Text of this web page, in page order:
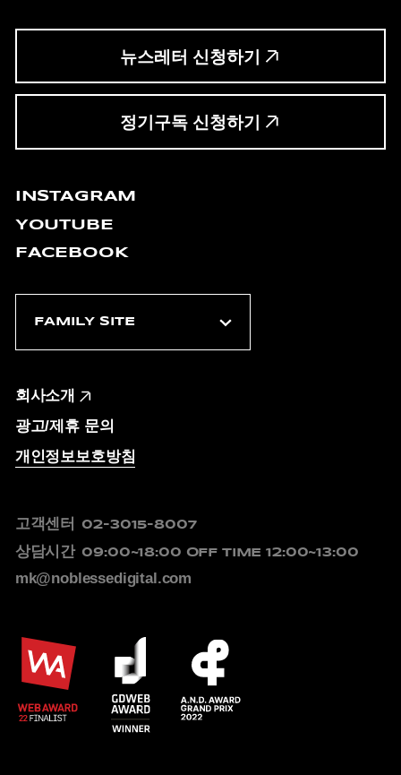
뉴스레터 신청하기
정기구독 신청하기
INSTAGRAM
YOUTUBE
FACEBOOK
회사소개
광고/제휴 문의
개인정보보호방침
고객센터 02-3015-8007
상담시간 09:00~18:00 OFF TIME 12:00~13:00
mk@noblessedigital.com